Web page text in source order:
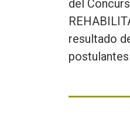
del
resultado